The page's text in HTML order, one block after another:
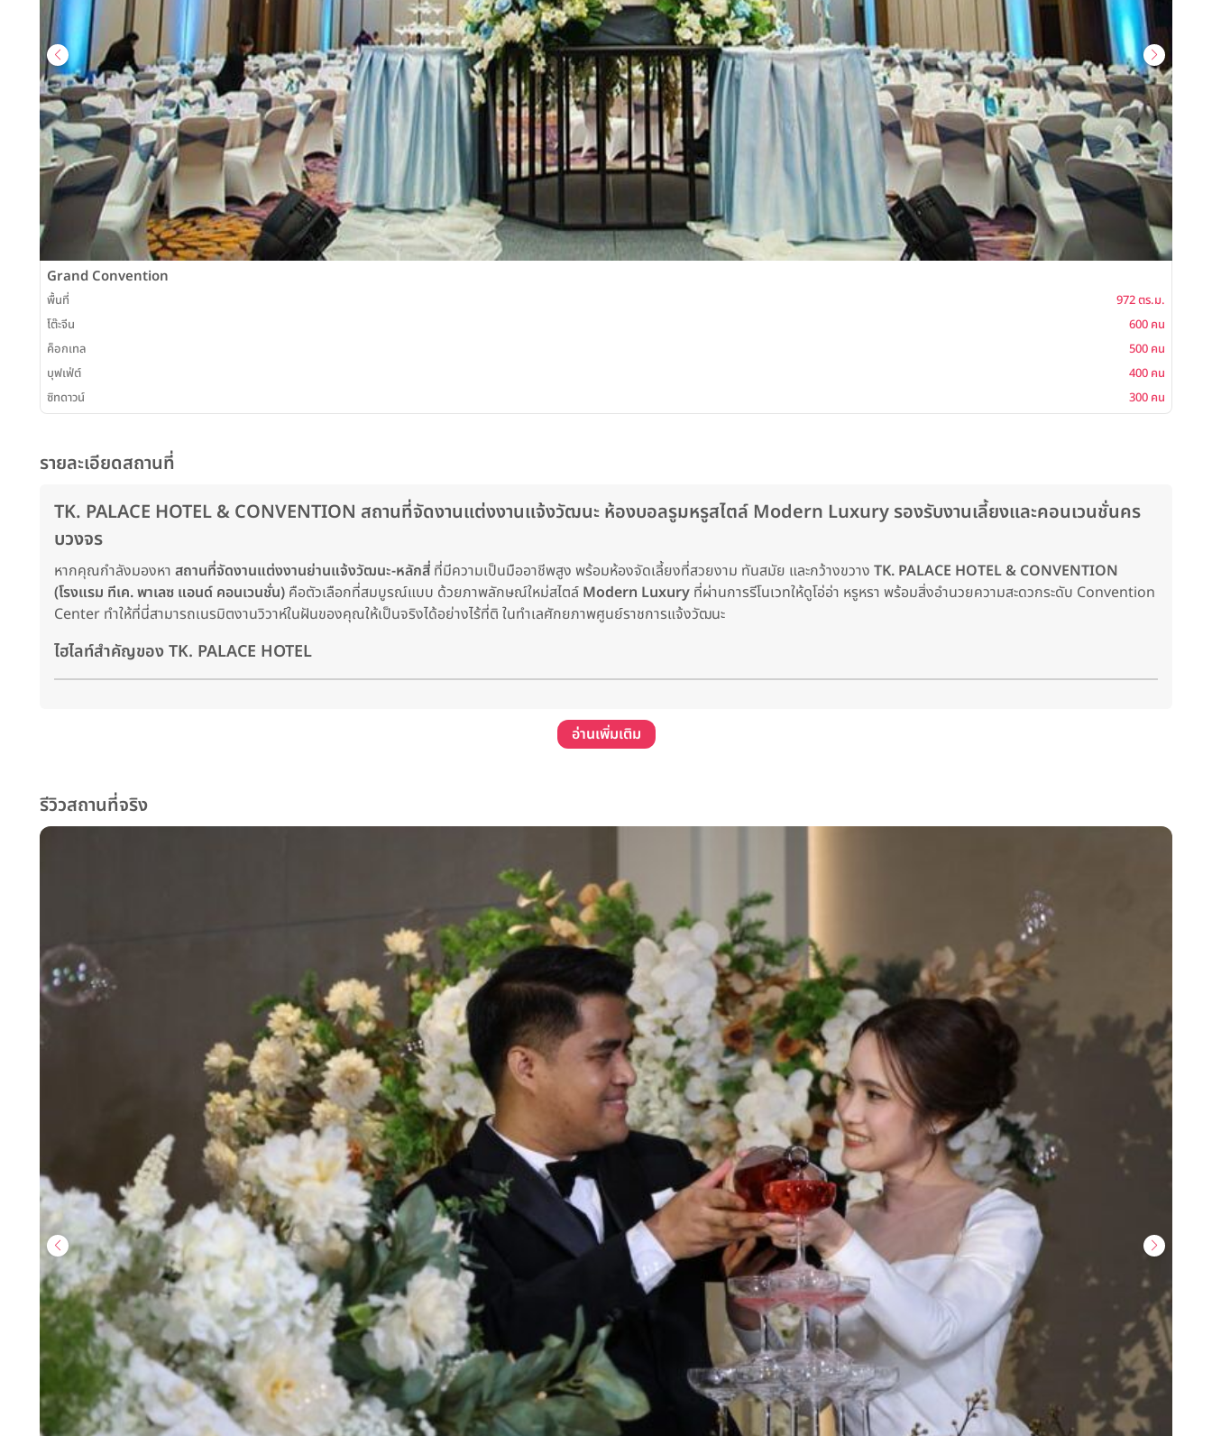
Grand Convention
พื้นที่
972 ตร.ม.
โต๊ะจีน
600 คน
ค็อกเทล
500 คน
บุฟเฟ่ต์
400 คน
ซิทดาวน์
300 คน
รายละเอียดสถานที่
TK. PALACE HOTEL & CONVENTION สถานที่จัดงานแต่งงานแจ้งวัฒนะ ห้องบอลรูมหรูสไตล์ Modern Luxury รองรับงานเลี้ยงและคอนเวนชั่นคร
บวงจร
หากคุณกำลังมองหา สถานที่จัดงานแต่งงานย่านแจ้งวัฒนะ-หลักสี่ ที่มีความเป็นมืออาชีพสูง พร้อมห้องจัดเลี้ยงที่สวยงาม ทันสมัย และกว้างขวาง TK. PALACE HOTEL & CONVENTION
(โรงแรม ทีเค. พาเลซ แอนด์ คอนเวนชั่น) คือตัวเลือกที่สมบูรณ์แบบ ด้วยภาพลักษณ์ใหม่สไตล์ Modern Luxury ที่ผ่านการรีโนเวทให้ดูโอ่อ่า หรูหรา พร้อมสิ่งอำนวยความสะดวกระดับ Convention
Center ทำให้ที่นี่สามารถเนรมิตงานวิวาห์ในฝันของคุณให้เป็นจริงได้อย่างไร้ที่ติ ในทำเลศักยภาพศูนย์ราชการแจ้งวัฒนะ
ไฮไลท์สำคัญของ TK. PALACE HOTEL
อ่านเพิ่มเติม
รีวิวสถานที่จริง